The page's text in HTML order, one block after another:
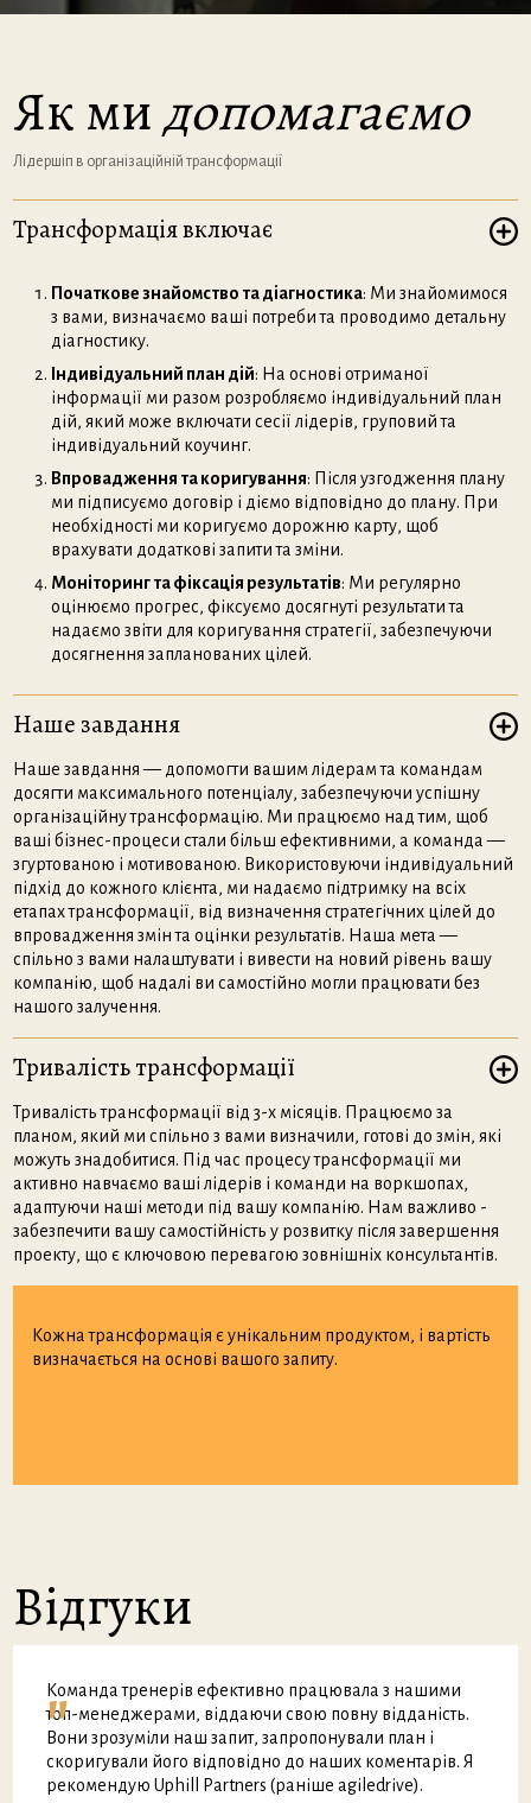
Як мидопомагаємо
Лідершіп в організаційній трансформації
Трансформація включає
Початкове знайомство та діагностика: Ми знайомимося
з вами, визначаємо ваші потреби та проводимо детальну
діагностику.
Індивідуальний план дій: На основі отриманої
інформації ми разом розробляємо індивідуальний план
дій, який може включати сесії лідерів, груповий та
індивідуальний коучинг.
Впровадження та коригування: Після узгодження плану
ми підписуємо договір і діємо відповідно до плану. При
необхідності ми коригуємо дорожню карту, щоб
врахувати додаткові запити та зміни.
Моніторинг та фіксація результатів: Ми регулярно
оцінюємо прогрес, фіксуємо досягнуті результати та
надаємо звіти для коригування стратегії, забезпечуючи
досягнення запланованих цілей.
Наше завдання
Наше завдання — допомогти вашим лідерам та командам
досягти максимального потенціалу, забезпечуючи успішну
організаційну трансформацію. Ми працюємо над тим, щоб
ваші бізнес-процеси стали більш ефективними, а команда —
згуртованою і мотивованою. Використовуючи індивідуальний
підхід до кожного клієнта, ми надаємо підтримку на всіх
етапах трансформації, від визначення стратегічних цілей до
впровадження змін та оцінки результатів. Наша мета —
спільно з вами налаштувати і вивести на новий рівень вашу
компанію, щоб надалі ви самостійно могли працювати без
нашого залучення.
Тривалість трансформації
Тривалість трансформації від 3-х місяців. Працюємо за
планом, який ми спільно з вами визначили, готові до змін, які
можуть знадобитися. Під час процесу трансформації ми
активно навчаємо ваші лідерів і команди на воркшопах,
адаптуючи наші методи під вашу компанію. Нам важливо -
забезпечити вашу самостійність у розвитку після завершення
проекту, що є ключовою перевагою зовнішніх консультантів.
Кожна трансформація є унікальним продуктом, і вартість
визначається на основі вашого запиту.
Відгуки
"
Команда тренерів ефективно працювала з нашими
топ-менеджерами, віддаючи свою повну відданість.
Вони зрозуміли наш запит, запропонували план і
скоригували його відповідно до наших коментарів. Я
рекомендую Uphill Partners (раніше agiledrive).